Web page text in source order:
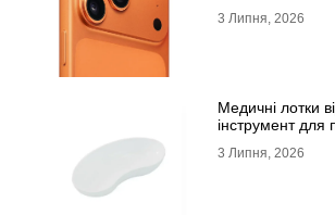
3 Липня, 2026
Медичні лотки
інструмент для
3 Липня, 2026